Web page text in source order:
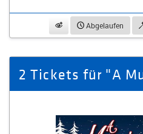
beobachtenAbgelaufen